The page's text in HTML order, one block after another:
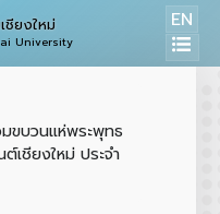
ชียงใหม่
University
EN
ขบวนแห่พระพุทธ
เชียงใหม่ ประจำ